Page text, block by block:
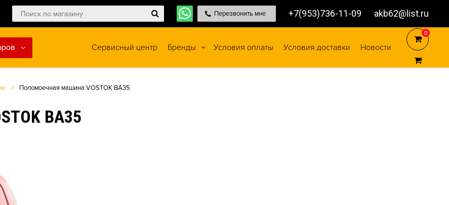
Перезвонить мне +7(953)736-11-09 akb62@list.ru
Сервисный центр Бренды Условия оплаты Условия доставки Новости
0
0
Поломоечная машина VOSTOK BA35
BA35